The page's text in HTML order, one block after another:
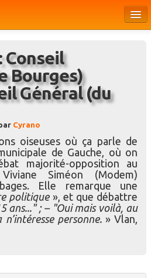
Bourges)
Général (du
Cyrano
oiseuses où ça parle de
de Gauche, où on
majorité-opposition au
Siméon (Modem)
Elle remarque une
politique», et que débattre
ans..." ; – "Oui mais voilà, au
personne.» Vlan,